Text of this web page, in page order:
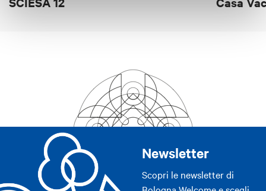
Newsletter
Scopri le newsletter di